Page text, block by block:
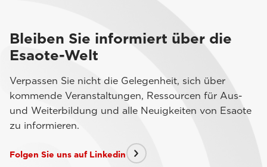
Bleiben Sie informiert über die
Esaote-Welt
Verpassen Sie nicht die Gelegenheit, sich über
kommende Veranstaltungen, Ressourcen für Aus-
und Weiterbildung und alle Neuigkeiten von Esaote
zu informieren.
Folgen Sie uns auf Linkedin